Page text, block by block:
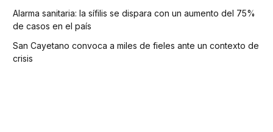
Alarma sanitaria: la sífilis se dispara con un aumento del 75%
de casos en el país
San Cayetano convoca a miles de fieles ante un contexto de
crisis